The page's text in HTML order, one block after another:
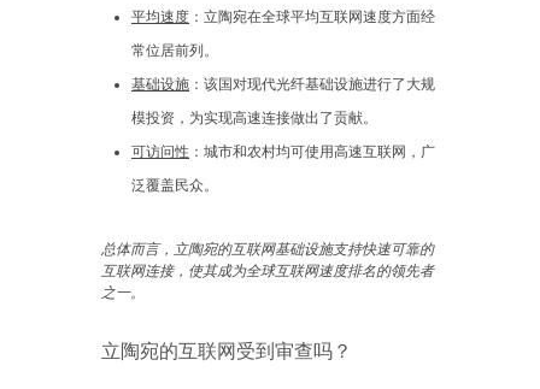
平均速度 ：立陶宛在全球平均互联网速度方面经
常位居前列。
基础设施 ：该国对现代光纤基础设施进行了大规
模投资，为实现高速连接做出了贡献。
可访问性 ：城市和农村均可使用高速互联网，广
泛覆盖民众。
总体而言，立陶宛的互联网基础设施支持快速可靠的
互联网连接，使其成为全球互联网速度排名的领先者
之一。
立陶宛的互联网受到审查吗？